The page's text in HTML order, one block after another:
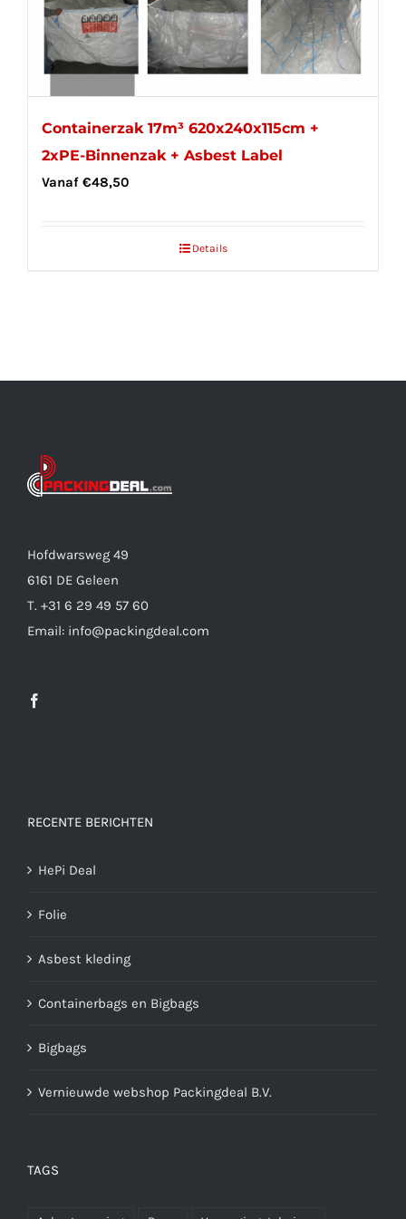
Containerzak 17m³ 620x240x115cm +
2xPE-Binnenzak + Asbest Label
Vanaf €48,50
Details
Hofdwarsweg 49
6161 DE Geleen
T. +31 6 29 49 57 60
Email: info@packingdeal.com
RECENTE BERICHTEN
HePi Deal
Folie
Asbest kleding
Containerbags en Bigbags
Bigbags
Vernieuwde webshop Packingdeal B.V.
TAGS